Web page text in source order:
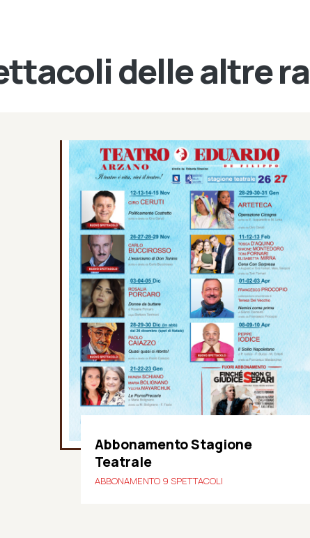
delle altre
Abbonamento Stagione
Teatrale
ABBONAMENTO 9 SPETTACOLI